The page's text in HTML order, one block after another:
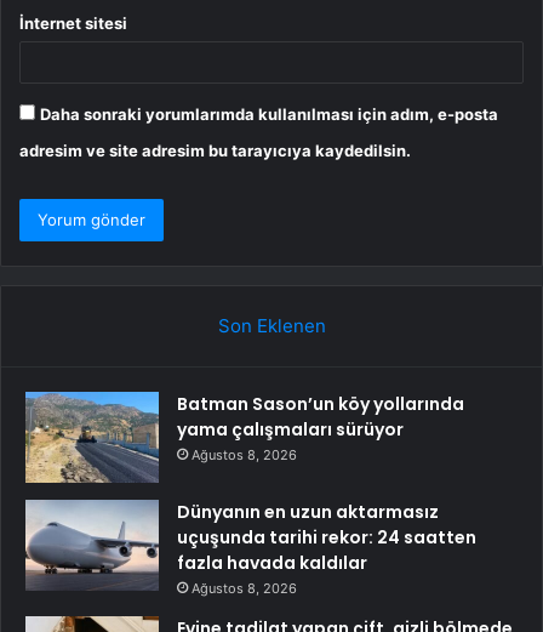
İnternet sitesi
Daha sonraki yorumlarımda kullanılması için adım, e-posta
adresim ve site adresim bu tarayıcıya kaydedilsin.
Son Eklenen
Batman Sason’un köy yollarında
yama çalışmaları sürüyor
Ağustos 8, 2026
Dünyanın en uzun aktarmasız
uçuşunda tarihi rekor: 24 saatten
fazla havada kaldılar
Ağustos 8, 2026